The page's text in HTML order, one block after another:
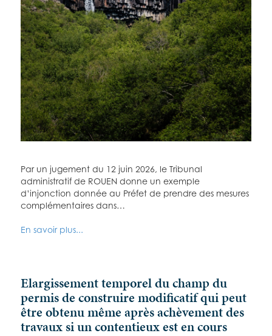
Par un jugement du 12 juin 2026, le Tribunal
administratif de ROUEN donne un exemple
d’injonction donnée au Préfet de prendre des mesures
complémentaires dans…
En savoir plus...
Elargissement temporel du champ du
permis de construire modificatif qui peut
être obtenu même après achèvement des
travaux si un contentieux est en cours